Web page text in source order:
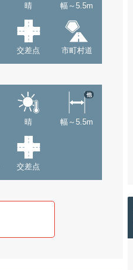
晴 幅～5.5m
交差点 市町村道
晴 幅～5.5m
他
交差点